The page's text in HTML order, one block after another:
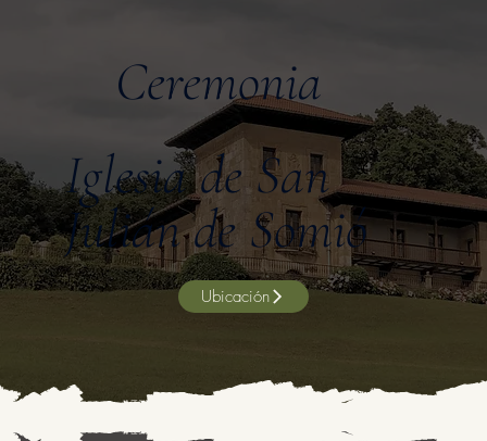
Ceremonia
Iglesia de San
Julián de Somió
Ubicación